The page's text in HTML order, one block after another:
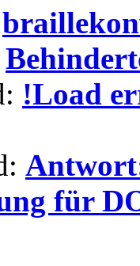
!Load
für